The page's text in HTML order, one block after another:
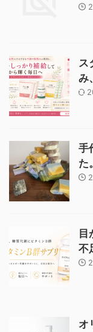
ス
み
手
た。
目
不
オ